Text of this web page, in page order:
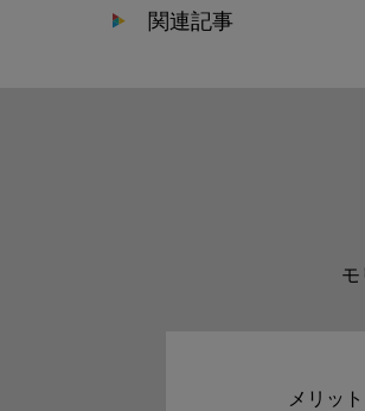
関連記事
モ
メリット